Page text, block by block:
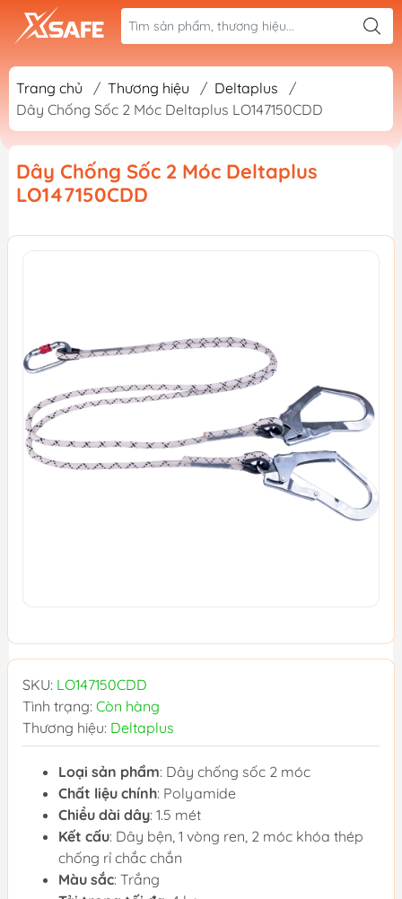
Trang chủ / Thương hiệu / Deltaplus
/
Dây Chống Sốc 2 Móc Deltaplus LO147150CDD
Dây Chống Sốc 2 Móc Deltaplus
LO147150CDD
SKU: LO147150CDD
Tình trạng: Còn hàng
Thương hiệu: Deltaplus
Loại sản phẩm: Dây chống sốc 2 móc
Chất liệu chính: Polyamide
Chiều dài dây: 1.5 mét
Kết cấu: Dây bện, 1 vòng ren, 2 móc khóa thép
chống rỉ chắc chắn
Màu sắc: Trắng